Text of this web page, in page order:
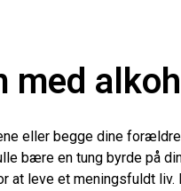
med
eller begge dine
bære en tung byrde på
at leve et meningsfuldt liv.